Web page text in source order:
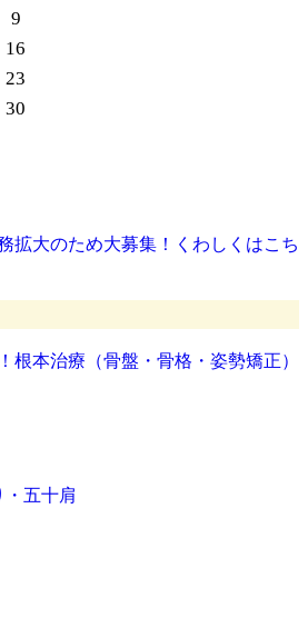
9
16
23
30
・五十肩